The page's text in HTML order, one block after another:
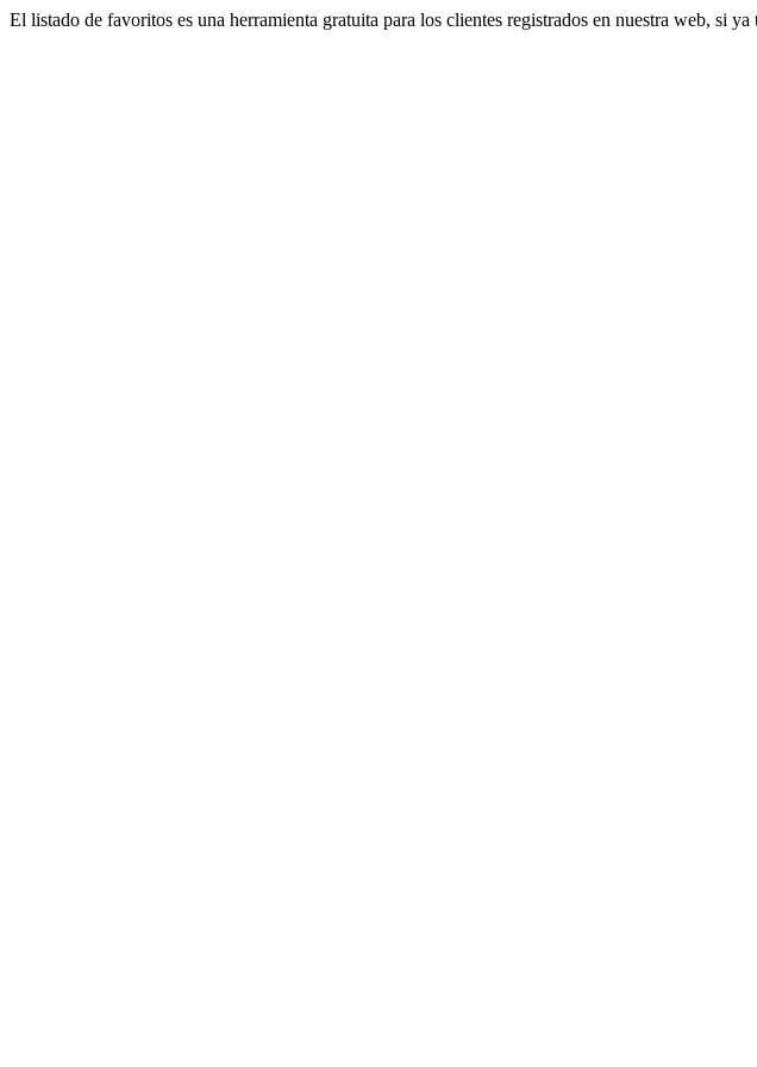
El listado de favoritos es una herramienta gratuita para los clientes registrados en nuestra web, si